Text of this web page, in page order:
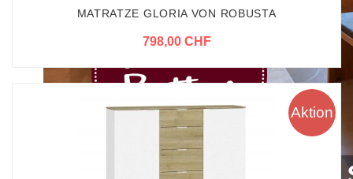
MATRATZE GLORIA VON ROBUSTA
798,00 CHF
Aktion